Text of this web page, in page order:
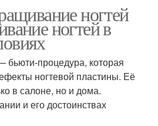
ногтей
ногтей в
процедура, которая
ногтевой пластины. Её
в салоне, но и дома.
и его достоинствах